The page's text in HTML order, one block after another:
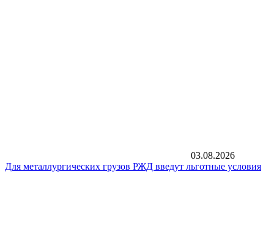
03.08.2026
Для металлургических грузов РЖД введут льготные условия